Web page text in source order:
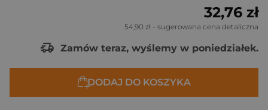
32,76 zł
54,90 zł - sugerowana cena detaliczna
Zamów teraz, wyślemy w poniedziałek.
DODAJ DO KOSZYKA